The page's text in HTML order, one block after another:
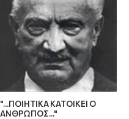
"...ΠΟΙΗΤΙΚΑ ΚΑΤΟΙΚΕΙ Ο
ΑΝΘΡΩΠΟΣ..."